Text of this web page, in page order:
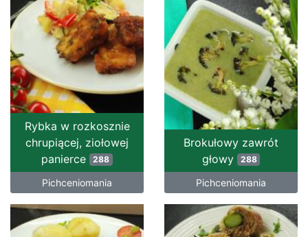
Rybka w rozkosznie
chrupiącej, ziołowej
panierce 288
Pichceniomania
Brokułowy zawrót
głowy
288
Pichceniomania